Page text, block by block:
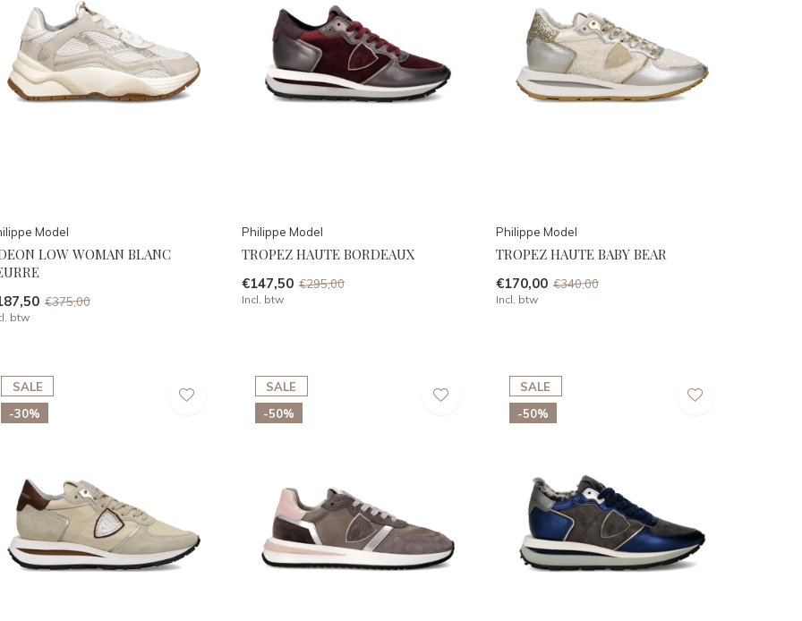
Model
LOW WOMAN BLANC
€375,00
btw
Philippe Model
TROPEZ HAUTE BORDEAUX
€147,50 €295,00
Incl. btw
Philippe Model
TROPEZ HAUTE BABY BEAR
€170,00 €340,00
Incl. btw
SALE
-30%
SALE
-50%
SALE
-50%